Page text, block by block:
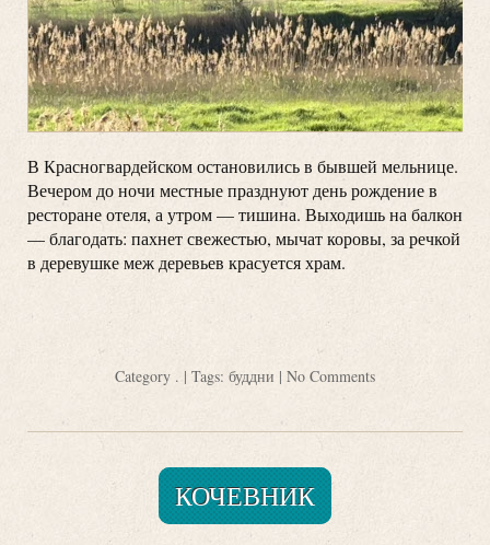
В Красногвардейском остановились в бывшей мельнице.
Вечером до ночи местные празднуют день рождение в
ресторане отеля, а утром — тишина. Выходишь на балкон
— благодать: пахнет свежестью, мычат коровы, за речкой
в деревушке меж деревьев красуется храм.
Category . | Tags: буддни | No Comments
КОЧЕВНИК